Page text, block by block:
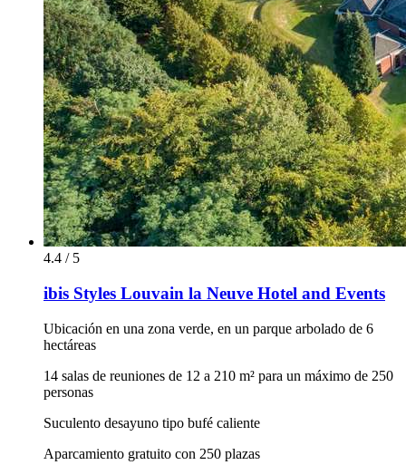
4.4 / 5
ibis Styles Louvain la Neuve Hotel and Events
Ubicación en una zona verde, en un parque arbolado de 6
hectáreas
14 salas de reuniones de 12 a 210 m² para un máximo de 250
personas
Suculento desayuno tipo bufé caliente
Aparcamiento gratuito con 250 plazas